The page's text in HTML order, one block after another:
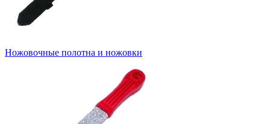
Ножовочные полотна и ножовки